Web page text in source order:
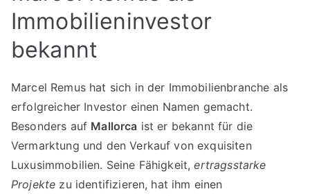
Immobilieninvestor
bekannt
Marcel Remus hat sich in der Immobilienbranche als
erfolgreicher Investor einen Namen gemacht.
Besonders auf Mallorca ist er bekannt für die
Vermarktung und den Verkauf von exquisiten
Luxusimmobilien. Seine Fähigkeit,ertragsstarke
Projekte zu identifizieren, hat ihm einen